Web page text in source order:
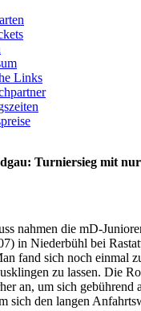
Links
Turniersieg mit
nahmen die mD-
in Niederbühl bei
fand sich noch einmal
zu lassen. Die
an, um sich gebührend
sich den langen